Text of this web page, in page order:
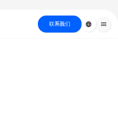
联系我们 language menu